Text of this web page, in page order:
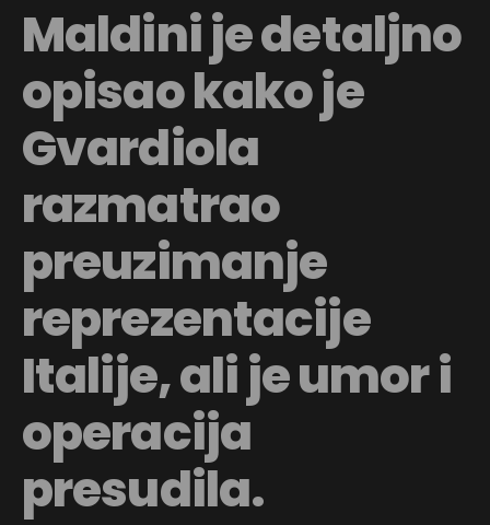
Maldini je detaljno
opisao kako je
Gvardiola
razmatrao
preuzimanje
reprezentacije
Italije, ali je umor i
operacija
presudila.